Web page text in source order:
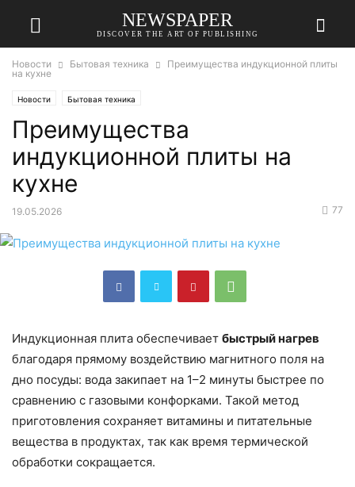
NEWSPAPER
DISCOVER THE ART OF PUBLISHING
Новости Бытовая техника
Преимущества индукционной плиты
на кухне
Новости Бытовая техника
Преимущества
индукционной плиты на
кухне
19.05.2026 77
Индукционная плита обеспечивает быстрый нагрев
благодаря прямому воздействию магнитного поля на
дно посуды: вода закипает на 1–2 минуты быстрее по
сравнению с газовыми конфорками. Такой метод
приготовления сохраняет витамины и питательные
вещества в продуктах, так как время термической
обработки сокращается.